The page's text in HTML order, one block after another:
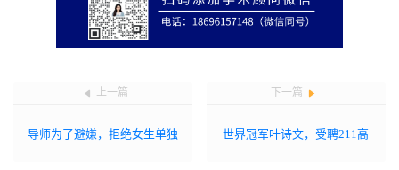
上一篇
导师为了避嫌，拒绝女生单独
下一篇
世界冠军叶诗文，受聘211高